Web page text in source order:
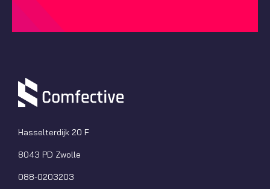
Hasselterdijk 20 F
8043 PD Zwolle
088-0203203